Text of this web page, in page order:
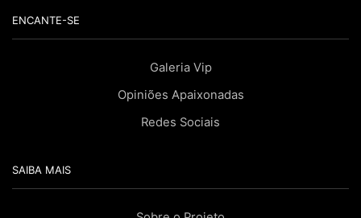
ENCANTE-SE
Galeria Vip
Opiniões Apaixonadas
Redes Sociais
SAIBA MAIS